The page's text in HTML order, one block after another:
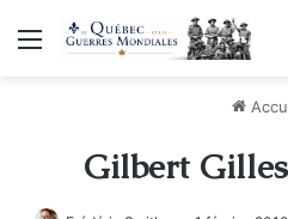
Menu
Gilbert